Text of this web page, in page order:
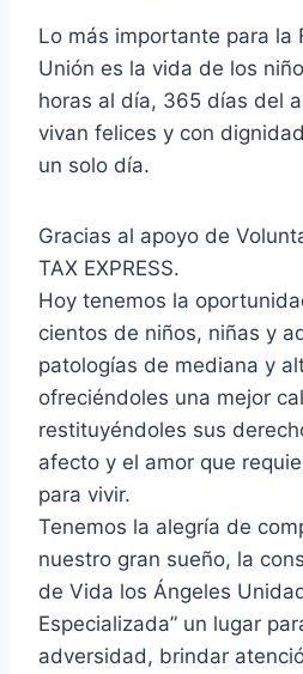
Lo más importante para la
Unión es la vida de los
horas al día, 365 días del
vivan felices y con
un solo día.
Gracias al apoyo de
TAX EXPRESS.
Hoy tenemos la
cientos de niños, niñas y
patologías de mediana y
ofreciéndoles una mejor
restituyéndoles sus
afecto y el amor que
para vivir.
Tenemos la alegría de
nuestro gran sueño, la
de Vida los Ángeles
Especializada” un lugar
adversidad, brindar